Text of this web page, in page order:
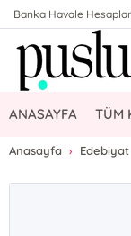
Banka Havale
ANASAYFA TÜM
Anasayfa Edebiyat